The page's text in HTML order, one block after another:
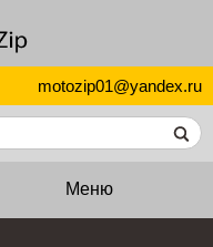
motozip01@yandex.ru
Меню